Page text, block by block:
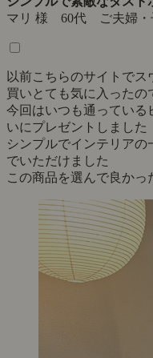
マリ 様 60代 ご夫婦・
以前こちらのサイトで
買いとても気に入ったの
今回はいつも通っている
いにプレゼントしました
シンプルでインテリア
でいただけました
この商品を選んで良かっ